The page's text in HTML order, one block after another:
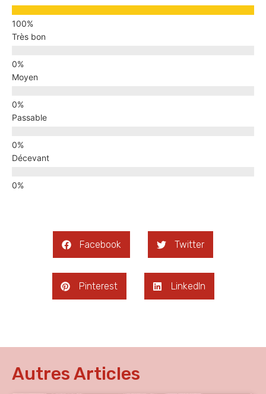
Très bon
Moyen
Passable
Décevant
Facebook Twitter
Pinterest LinkedIn
Autres Articles